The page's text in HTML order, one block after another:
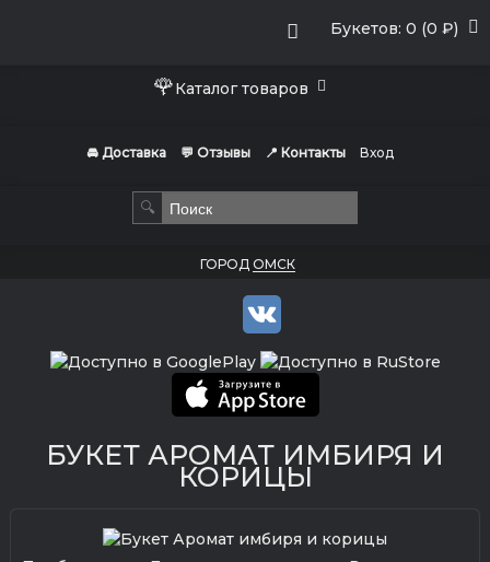
Букетов: 0 (0 ₽)
🌹Каталог товаров
🚘 Доставка 💬 Отзывы 📍 Контакты Вход
🔍
ГОРОД ОМСК
БУКЕТ АРОМАТ ИМБИРЯ И
КОРИЦЫ